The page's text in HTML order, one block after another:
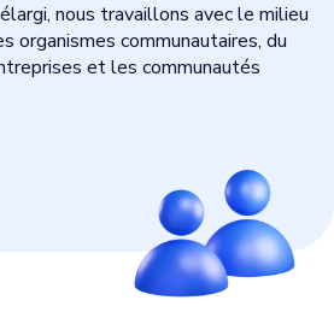
nous travaillons avec le milieu
organismes communautaires, du
et les communautés